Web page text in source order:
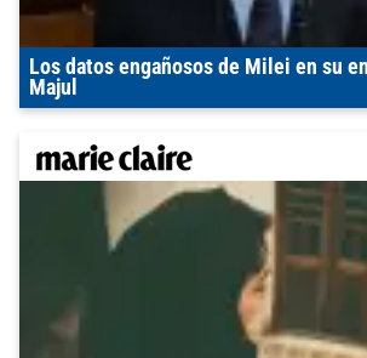
Los datos engañosos de Milei en su
Majul